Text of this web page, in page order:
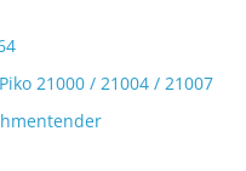
21000 / 21004 / 21007